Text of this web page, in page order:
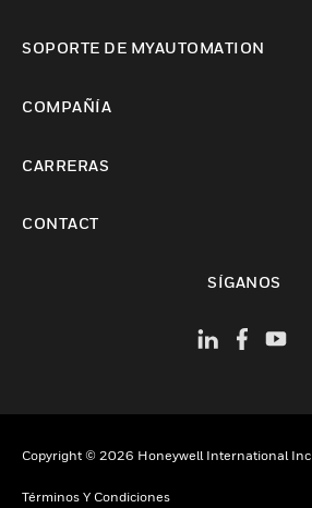
SOPORTE DE MYAUTOMATION
COMPAÑÍA
CARRERAS
CONTACT
SÍGANOS
Copyright © 2026 Honeywell International Inc
Términos Y Condiciones